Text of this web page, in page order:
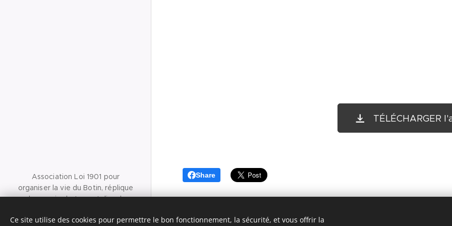
TÉLÉCHARGER
Share
Association Loi 1901 pour
organiser la vie du Botin, réplique
du premier bateau atelier du
Ce site utilise des cookies pour permettre le bon fonctionnement, la sécurité, et vous offrir la